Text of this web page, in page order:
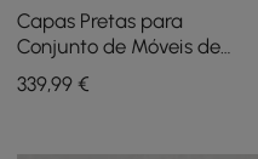
Capas Pretas para
Conjunto de Móveis de
Pátio Externo
Impermeáveis em Lona
339,99 €